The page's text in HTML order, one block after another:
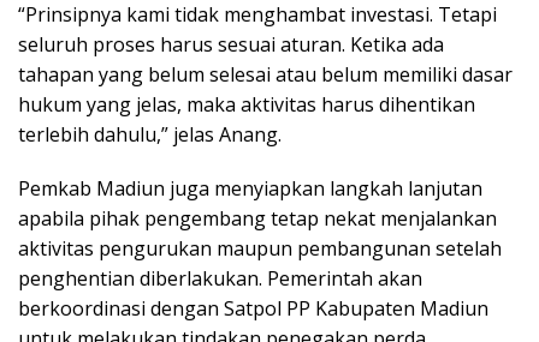
“Prinsipnya kami tidak menghambat investasi. Tetapi
seluruh proses harus sesuai aturan. Ketika ada
tahapan yang belum selesai atau belum memiliki dasar
hukum yang jelas, maka aktivitas harus dihentikan
terlebih dahulu,” jelas Anang.
Pemkab Madiun juga menyiapkan langkah lanjutan
apabila pihak pengembang tetap nekat menjalankan
aktivitas pengurukan maupun pembangunan setelah
penghentian diberlakukan. Pemerintah akan
berkoordinasi dengan Satpol PP Kabupaten Madiun